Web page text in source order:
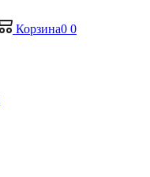
Корзина0 0